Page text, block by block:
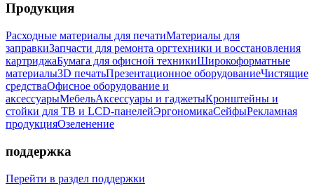
Продукция
Расходные материалы для печатиМатериалы для
заправкиЗапчасти для ремонта оргтехники и восстановления
картриджаБумага для офисной техникиШирокоформатные
материалы3D печатьПрезентационное оборудованиеЧистящие
средстваОфисное оборудование и
аксессуарыМебельАксессуары и гаджетыКронштейны и
стойки для ТВ и LCD-панелейЭргономикаСейфыРекламная
продукцияОзеленение
поддержка
Перейти в раздел поддержки